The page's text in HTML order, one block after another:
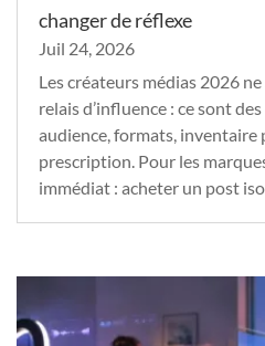
changer de réflexe
Juil 24, 2026
Les créateurs médias 2026
relais d’influence : ce sont
audience, formats,
prescription. Pour les
immédiat : acheter un post